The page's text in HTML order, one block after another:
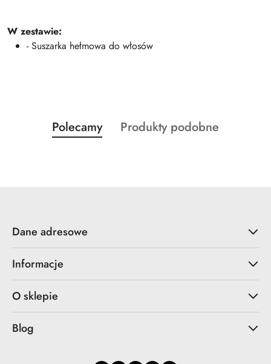
W zestawie:
- Suszarka hełmowa do włosów
Pomiń karuzelę produktów
Produkty
o
Polecamy
Produkty
Produkty podobne
Dane adresowe
Informacje
O sklepie
Blog